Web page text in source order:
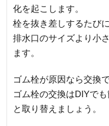
化を起こします。
栓を抜き差しするたび
排水口のサイズより小
ます。
ゴム栓が原因なら交換
ゴム栓の交換はDIYで
と取り替えましょう。